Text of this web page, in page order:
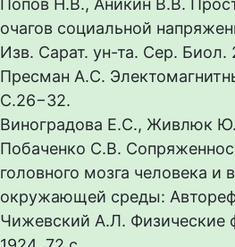
очагов социальной
Изв. Сарат. ун-та. Сер.
Пресман А.С.
С.26−32.
Виноградова Е.С., Живлюк
Побаченко С.В.
головного мозга человека
окружающей среды:
Чижевский А.Л. Физические